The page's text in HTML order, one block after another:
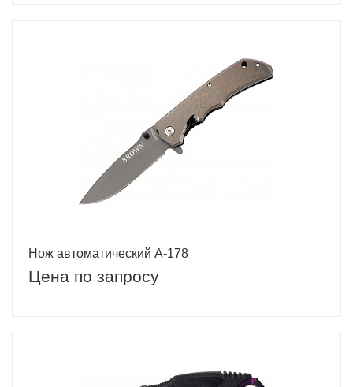
Нож автоматический A-178
Цена по запросу